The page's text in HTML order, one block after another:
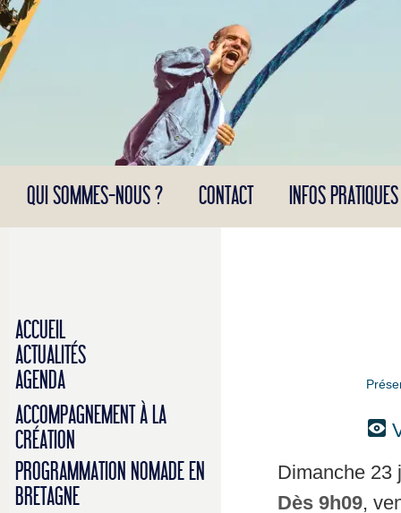
Panneau de gestion des cookies
QUI SOMMES-NOUS ? CONTACT INFOS PRATIQUES
ACCUEIL
ACTUALITÉS
AGENDA
ACCOMPAGNEMENT À LA
CRÉATION
PROGRAMMATION NOMADE EN
BRETAGNE
Dimanche 23
Dès 9h09,